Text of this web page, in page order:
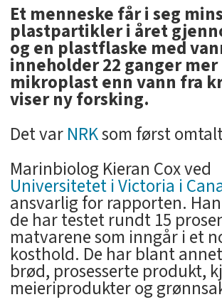
Et menneske får i seg
plastpartikler i året
og en plastflaske med
inneholder 22 ganger mer
mikroplast enn vann fra
viser ny forsking.
Det varNRKsom først
Marinbiolog Kieran Cox ved
Universitetet i Victoria i
ansvarlig for rapporten.
de har testet rundt 15
matvarene som inngår i et
kosthold. De har blant
brød, prosesserte produkt,
meieriprodukter og